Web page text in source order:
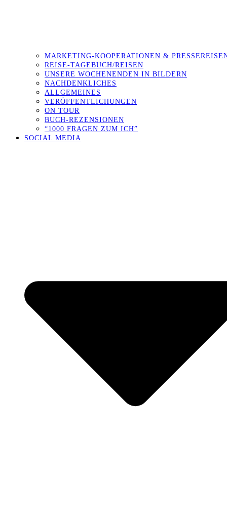
MARKETING-KOOPERATIONEN &
REISE-TAGEBUCH/REISEN
UNSERE WOCHENENDEN IN BILDERN
NACHDENKLICHES
ALLGEMEINES
VERÖFFENTLICHUNGEN
ON TOUR
BUCH-REZENSIONEN
“1000 FRAGEN ZUM ICH”
SOCIAL MEDIA